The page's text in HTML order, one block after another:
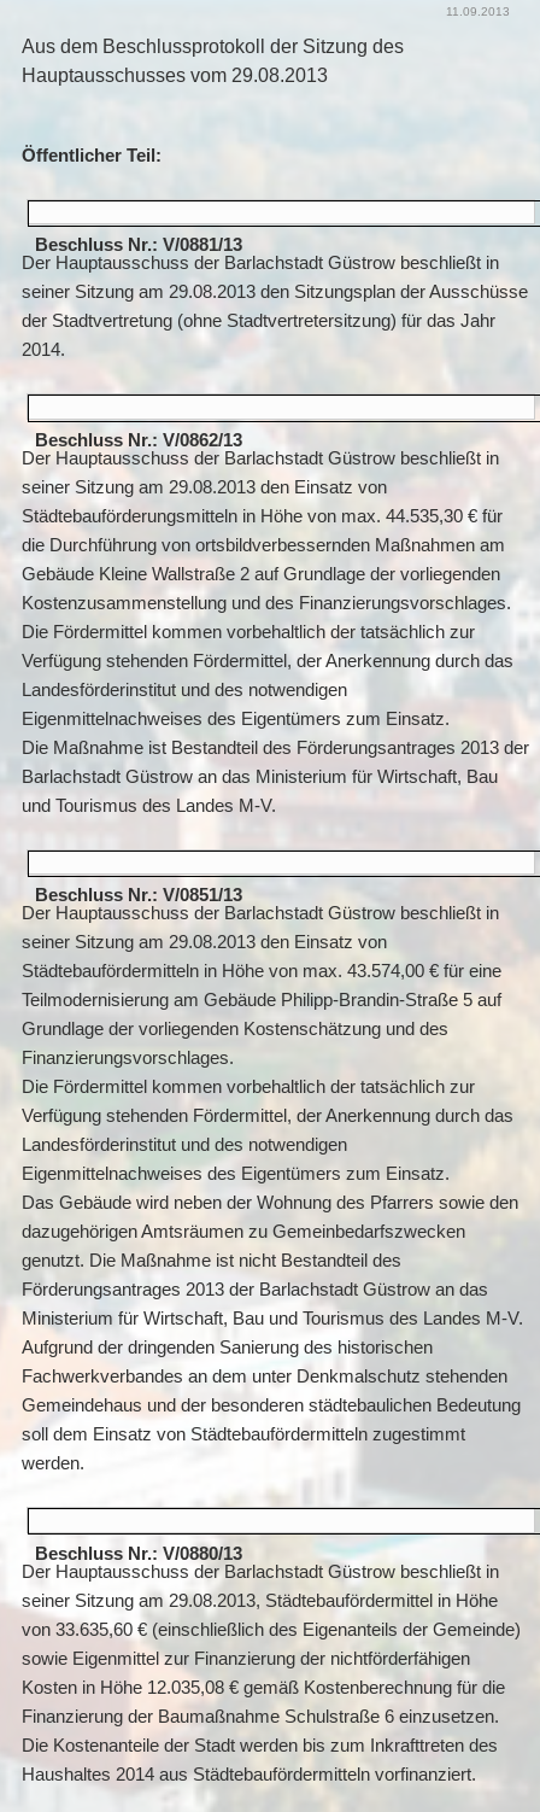
11.09.2013
Aus dem Beschlussprotokoll der Sitzung des
Hauptausschusses vom 29.08.2013
Öffentlicher Teil:
Beschluss Nr.: V/0881/13
Der Hauptausschuss der Barlachstadt Güstrow beschließt in
seiner Sitzung am 29.08.2013 den Sitzungsplan der Ausschüsse
der Stadtvertretung (ohne Stadtvertretersitzung) für das Jahr
2014.
Beschluss Nr.: V/0862/13
Der Hauptausschuss der Barlachstadt Güstrow beschließt in
seiner Sitzung am 29.08.2013 den Einsatz von
Städtebauförderungsmitteln in Höhe von max. 44.535,30 € für
die Durchführung von ortsbildverbessernden Maßnahmen am
Gebäude Kleine Wallstraße 2 auf Grundlage der vorliegenden
Kostenzusammenstellung und des Finanzierungsvorschlages.
Die Fördermittel kommen vorbehaltlich der tatsächlich zur
Verfügung stehenden Fördermittel, der Anerkennung durch das
Landesförderinstitut und des notwendigen
Eigenmittelnachweises des Eigentümers zum Einsatz.
Die Maßnahme ist Bestandteil des Förderungsantrages 2013 der
Barlachstadt Güstrow an das Ministerium für Wirtschaft, Bau
und Tourismus des Landes M-V.
Beschluss Nr.: V/0851/13
Der Hauptausschuss der Barlachstadt Güstrow beschließt in
seiner Sitzung am 29.08.2013 den Einsatz von
Städtebaufördermitteln in Höhe von max. 43.574,00 € für eine
Teilmodernisierung am Gebäude Philipp-Brandin-Straße 5 auf
Grundlage der vorliegenden Kostenschätzung und des
Finanzierungsvorschlages.
Die Fördermittel kommen vorbehaltlich der tatsächlich zur
Verfügung stehenden Fördermittel, der Anerkennung durch das
Landesförderinstitut und des notwendigen
Eigenmittelnachweises des Eigentümers zum Einsatz.
Das Gebäude wird neben der Wohnung des Pfarrers sowie den
dazugehörigen Amtsräumen zu Gemeinbedarfszwecken
genutzt. Die Maßnahme ist nicht Bestandteil des
Förderungsantrages 2013 der Barlachstadt Güstrow an das
Ministerium für Wirtschaft, Bau und Tourismus des Landes M-V.
Aufgrund der dringenden Sanierung des historischen
Fachwerkverbandes an dem unter Denkmalschutz stehenden
Gemeindehaus und der besonderen städtebaulichen Bedeutung
soll dem Einsatz von Städtebaufördermitteln zugestimmt
werden.
Beschluss Nr.: V/0880/13
Der Hauptausschuss der Barlachstadt Güstrow beschließt in
seiner Sitzung am 29.08.2013, Städtebaufördermittel in Höhe
von 33.635,60 € (einschließlich des Eigenanteils der Gemeinde)
sowie Eigenmittel zur Finanzierung der nichtförderfähigen
Kosten in Höhe 12.035,08 € gemäß Kostenberechnung für die
Finanzierung der Baumaßnahme Schulstraße 6 einzusetzen.
Die Kostenanteile der Stadt werden bis zum Inkrafttreten des
Haushaltes 2014 aus Städtebaufördermitteln vorfinanziert.